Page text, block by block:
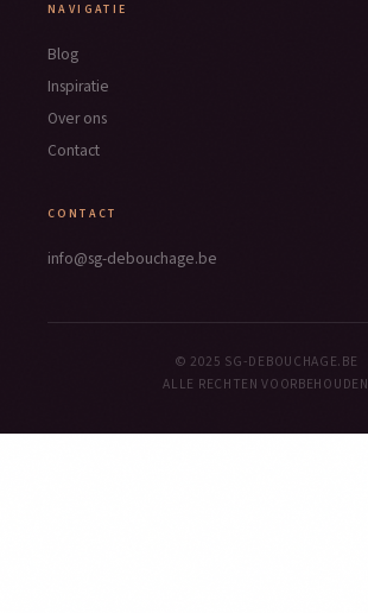
NAVIGATIE
Blog
Inspiratie
Over ons
Contact
CONTACT
info@sg-debouchage.be
© 2025 SG-DEBOUCHAGE.BE
ALLE RECHTEN VOORBEHOUDEN